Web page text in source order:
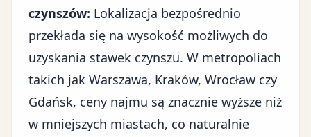
czynszów: Lokalizacja bezpośrednio
przekłada się na wysokość możliwych do
uzyskania stawek czynszu. W metropoliach
takich jak Warszawa, Kraków, Wrocław czy
Gdańsk, ceny najmu są znacznie wyższe niż
w mniejszych miastach, co naturalnie